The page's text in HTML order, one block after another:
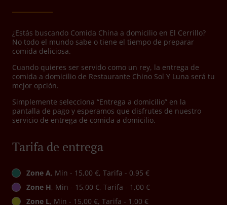
¿Estás buscando Comida China a domicilio en El Cerrillo?
No todo el mundo sabe o tiene el tiempo de preparar
comida deliciosa.
Cuando quieres ser servido como un rey, la entrega de
comida a domicilio de Restaurante Chino Sol Y Luna será tu
mejor opción.
Simplemente selecciona “Entrega a domicilio” en la
pantalla de pago y esperamos que disfrutes de nuestro
servicio de entrega de comida a domicilio.
Tarifa de entrega
Zone A, Min - 15,00 €, Tarifa - 0,95 €
Zone H, Min - 15,00 €, Tarifa - 1,00 €
Zone L, Min - 15,00 €, Tarifa - 1,00 €